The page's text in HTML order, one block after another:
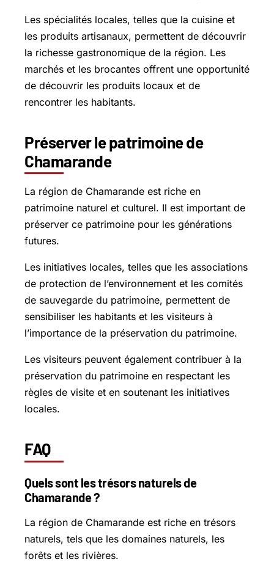
Les spécialités locales, telles que la cuisine et
les produits artisanaux, permettent de découvrir
la richesse gastronomique de la région. Les
marchés et les brocantes offrent une opportunité
de découvrir les produits locaux et de
rencontrer les habitants.
Préserver le patrimoine de
Chamarande
La région de Chamarande est riche en
patrimoine naturel et culturel. Il est important de
préserver ce patrimoine pour les générations
futures.
Les initiatives locales, telles que les associations
de protection de l’environnement et les comités
de sauvegarde du patrimoine, permettent de
sensibiliser les habitants et les visiteurs à
l’importance de la préservation du patrimoine.
Les visiteurs peuvent également contribuer à la
préservation du patrimoine en respectant les
règles de visite et en soutenant les initiatives
locales.
FAQ
Quels sont les trésors naturels de
Chamarande ?
La région de Chamarande est riche en trésors
naturels, tels que les domaines naturels, les
forêts et les rivières.